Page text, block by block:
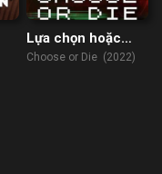
Lựa chọn hoặc
chết
Choose or Die (2022)